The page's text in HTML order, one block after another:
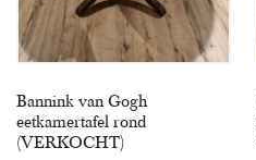
Bannink van Gogh
eetkamertafel rond
(VERKOCHT)